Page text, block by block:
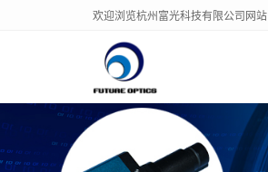
欢迎浏览杭州富光科技有限公司网站